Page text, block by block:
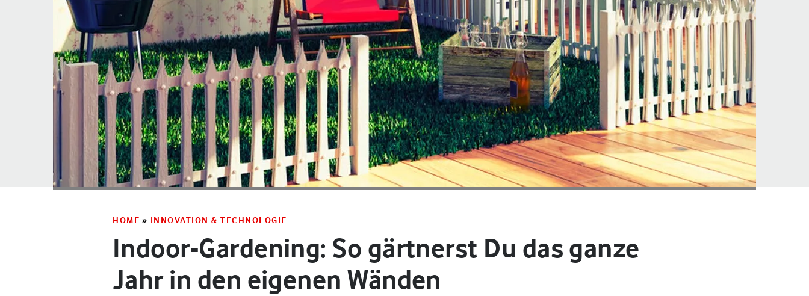
HOME » INNOVATION & TECHNOLOGIE
Indoor-Gardening: So gärtnerst Du das ganze
Jahr in den eigenen Wänden